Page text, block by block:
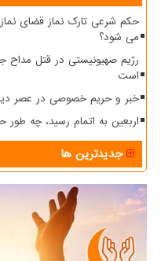
حکم شرعی تارک نماز قضای
می شود؟
رژیم صهیونیستی در قتل مداح
است
خبر و حریم خصوصی در عصر
اربعین به اتمام رسید، چه طور
جدیدترین ها